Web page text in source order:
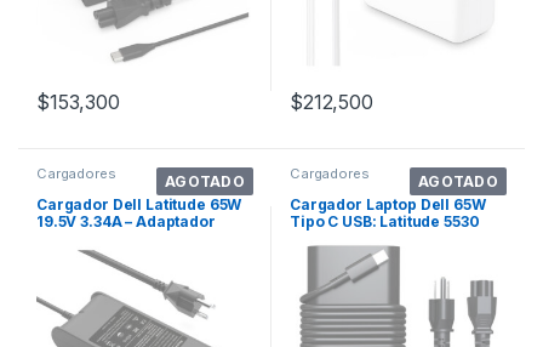
$153,300 $212,500
AGOTADO
Cargadores
Cargador Dell Latitude 65W
19.5V 3.34A – Adaptador
AGOTADO
Cargadores
Cargador Laptop Dell 65W
Tipo C USB: Latitude 5530